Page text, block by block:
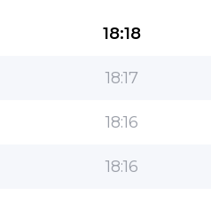
18:18
18:17
18:16
18:16
التطبيق الأكثر شعبية للمسلمين!
التطبيق الإسلامي